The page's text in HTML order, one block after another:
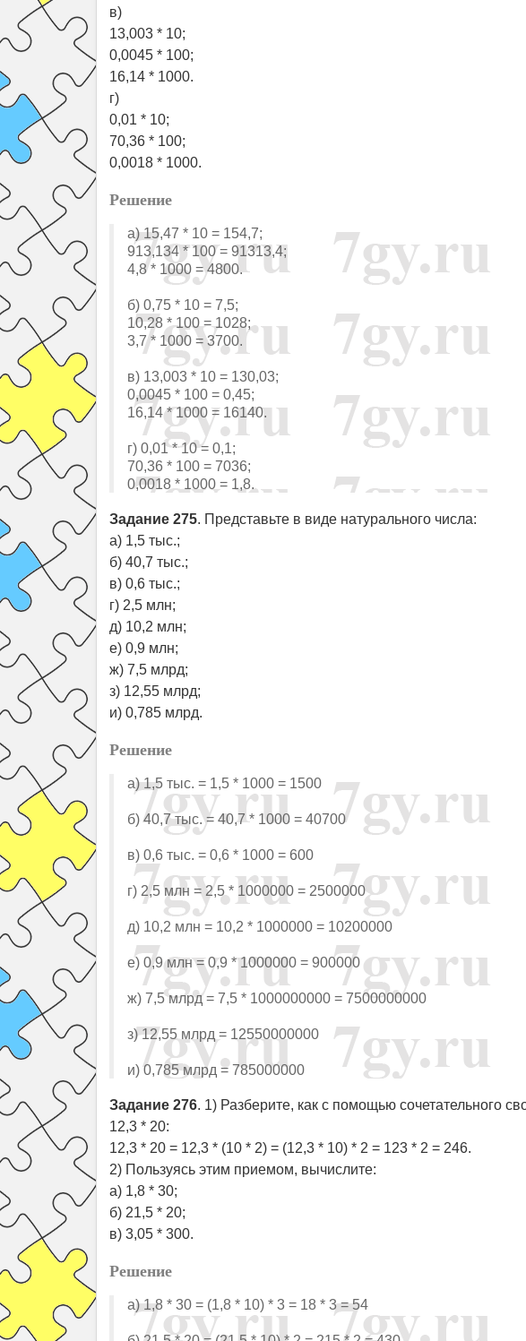
в)
13,003 * 10;
0,0045 * 100;
16,14 * 1000.
г)
0,01 * 10;
70,36 * 100;
0,0018 * 1000.
Решение
а) 15,47 * 10 = 154,7;
913,134 * 100 = 91313,4;
4,8 * 1000 = 4800.
б) 0,75 * 10 = 7,5;
10,28 * 100 = 1028;
3,7 * 1000 = 3700.
в) 13,003 * 10 = 130,03;
0,0045 * 100 = 0,45;
16,14 * 1000 = 16140.
г) 0,01 * 10 = 0,1;
70,36 * 100 = 7036;
0,0018 * 1000 = 1,8.
Задание 275. Представьте в виде натурального числа:
а) 1,5 тыс.;
б) 40,7 тыс.;
в) 0,6 тыс.;
г) 2,5 млн;
д) 10,2 млн;
е) 0,9 млн;
ж) 7,5 млрд;
з) 12,55 млрд;
и) 0,785 млрд.
Решение
а) 1,5 тыс. = 1,5 * 1000 = 1500
б) 40,7 тыс. = 40,7 * 1000 = 40700
в) 0,6 тыс. = 0,6 * 1000 = 600
г) 2,5 млн = 2,5 * 1000000 = 2500000
д) 10,2 млн = 10,2 * 1000000 = 10200000
е) 0,9 млн = 0,9 * 1000000 = 900000
ж) 7,5 млрд = 7,5 * 1000000000 = 7500000000
з) 12,55 млрд = 12550000000
и) 0,785 млрд = 785000000
Задание 276. 1) Разберите, как с помощью сочетательного
12,3 * 20:
12,3 * 20 = 12,3 * (10 * 2) = (12,3 * 10) * 2 = 123 * 2 = 246.
2) Пользуясь этим приемом, вычислите:
а) 1,8 * 30;
б) 21,5 * 20;
в) 3,05 * 300.
Решение
а) 1,8 * 30 = (1,8 * 10) * 3 = 18 * 3 = 54